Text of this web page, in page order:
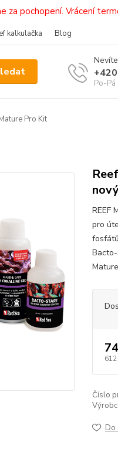
za pochopení. Vrácení
kalkulačka Blog
Po-
Pro Kit
REEF
pro
612
Číslo
Do